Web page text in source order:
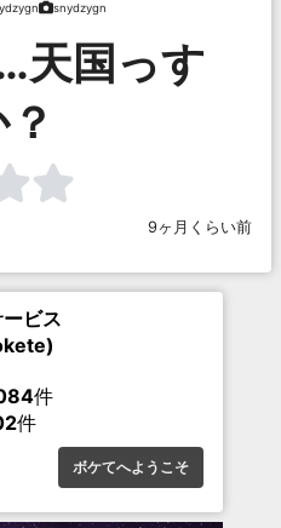
snydzygn
天国っす
9ヶ月くらい前
ビス
件
件
ボケてへようこそ